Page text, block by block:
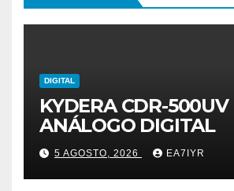
DIGITAL
KYDERA CDR-500UV
ANÁLOGO DIGITAL
5 AGOSTO, 2026 EA7IYR